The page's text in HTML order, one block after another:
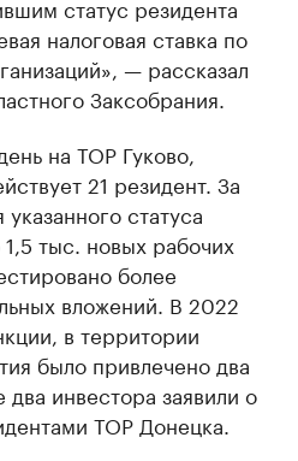
статус резидента
налоговая ставка по
— рассказал
Заксобрания.
на ТОР Гуково,
21 резидент. За
статуса
тыс. новых рабочих
более
вложений. В 2022
в территории
было привлечено два
инвестора заявили о
ТОР Донецка.